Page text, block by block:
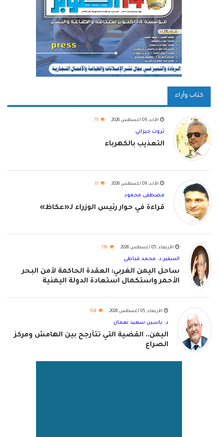
كتاب وآراء
الأحد, 09 أغسطس 2026 79
ثروت جيزاني
التعذيب بالكهرباء
الأحد, 09 أغسطس 2026 37
مصطفى محمود
قراءة في حوار رئيس الوزراء لـ«عكاظ»
الأربعاء, 05 أغسطس 2026 118
السفير د. محمد قباطي
ساحل اليمن الغربي: العقدة الحاكمة لأمن البحر
الأحمر واستكمال استعادة الدولة اليمنية
الأربعاء, 05 أغسطس 2026 104
د. ياسين سعيد نعمان
اليمن.. القضية التي تتأرجح بين الهامش ومركز
الصراع